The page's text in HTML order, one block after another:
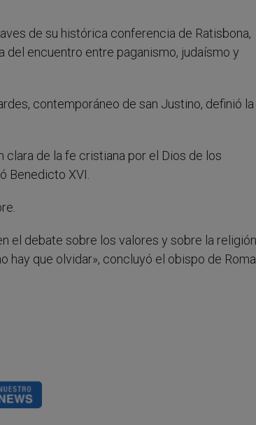
de su histórica conferencia de Ratisbona,
encuentro entre paganismo, judaísmo y
contemporáneo de san Justino, definió la
de la fe cristiana por el Dios de los
Benedicto XVI.
el debate sobre los valores y sobre la
que olvidar», concluyó el obispo de